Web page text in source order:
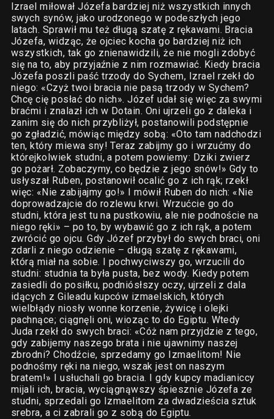
Izrael miłował Józefa bardziej niż wszystkich innych
swych synów, jako urodzonego w podeszłych jego
latach. Sprawił mu też długą szatę z rękawami. Bracia
Józefa, widząc, że ojciec kocha go bardziej niż ich
wszystkich, tak go znienawidzili, że nie mogli zdobyć
się na to, aby przyjaźnie z nim rozmawiać. Kiedy bracia
Józefa poszli paść trzody do Sychem, Izrael rzekł do
niego: «Czyż twoi bracia nie pasą trzody w Sychem?
Chcę cię posłać do nich». Józef udał się więc za swymi
braćmi i znalazł ich w Dotain. Oni ujrzeli go z daleka i
zanim się do nich przybliżył, postanowili podstępnie
go zgładzić, mówiąc między sobą: «Oto tam nadchodzi
ten, który miewa sny! Teraz zabijmy go i wrzućmy do
którejkolwiek studni, a potem powiemy: Dziki zwierz
go pożarł. Zobaczymy, co będzie z jego snów!» Gdy to
usłyszał Ruben, postanowił ocalić go z ich rąk; rzekł
więc: «Nie zabijajmy go!» I mówił Ruben do nich: «Nie
doprowadzajcie do rozlewu krwi. Wrzućcie go do
studni, która jest tu na pustkowiu, ale nie podnoście na
niego ręki» – po to, by wybawić go z ich rąk, a potem
zwrócić go ojcu. Gdy Józef przybył do swych braci, oni
zdarli z niego odzienie – długą szatę z rękawami,
którą miał na sobie. I pochwyciwszy go, wrzucili do
studni: studnia ta była pusta, bez wody. Kiedy potem
zasiedli do posiłku, podniósłszy oczy, ujrzeli z dala
idących z Gileadu kupców izmaelskich, których
wielbłądy niosły wonne korzenie, żywicę i olejki
pachnące; ciągnęli oni, wioząc to do Egiptu. Wtedy
Juda rzekł do swych braci: «Cóż nam przyjdzie z tego,
gdy zabijemy naszego brata i nie ujawnimy naszej
zbrodni? Chodźcie, sprzedamy go Izmaelitom! Nie
podnośmy ręki na niego, wszak jest on naszym
bratem!» I usłuchali go bracia. I gdy kupcy madianiccy
mijali ich, bracia, wyciągnąwszy śpiesznie Józefa ze
studni, sprzedali go Izmaelitom za dwadzieścia sztuk
srebra, a ci zabrali go z sobą do Egiptu.